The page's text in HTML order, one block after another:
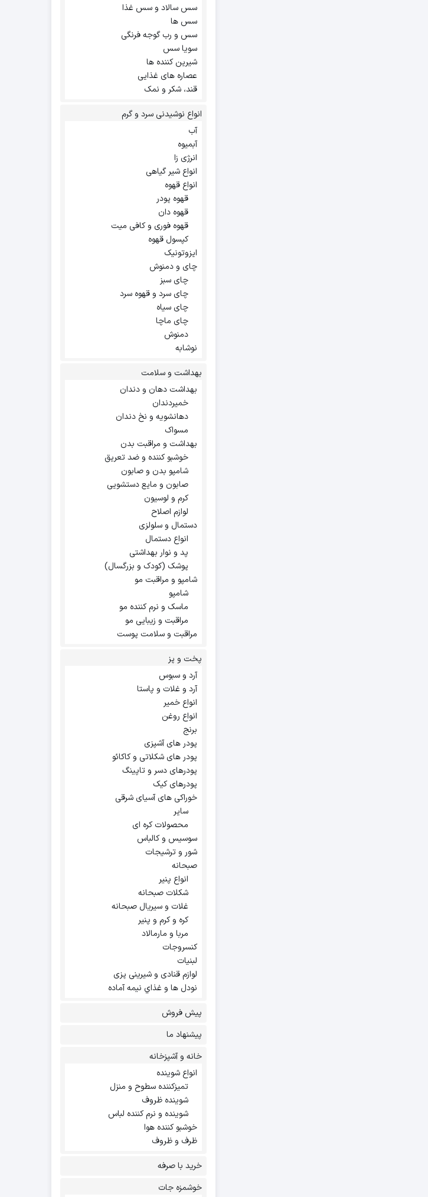
سس سالاد و سس غذا
سس ها
سس و رب گوجه فرنگی
سویا سس
شیرین کننده ها
عصاره های غذایی
قند، شکر و نمک
انواع نوشیدنی سرد و گرم
آب
آبمیوه
انرژی زا
انواع شیر گیاهی
انواع قهوه
قهوه پودر
قهوه دان
قهوه فوری و کافی میت
کپسول قهوه
ایزوتونیک
چای و دمنوش
چای سبز
چای سرد و قهوه سرد
چای سیاه
چای ماچا
دمنوش
نوشابه
بهداشت و سلامت
بهداشت دهان و دندان
خمیردندان
دهانشویه و نخ دندان
مسواک
بهداشت و مراقبت بدن
خوشبو کننده و ضد تعریق
شامپو بدن و صابون
صابون و مایع دستشویی
کرم و لوسیون
لوازم اصلاح
دستمال و سلولزی
انواع دستمال
پد و نوار بهداشتی
پوشک (کودک و بزرگسال)
شامپو و مراقبت مو
شامپو
ماسک و نرم کننده مو
مراقبت و زیبایی مو
مراقبت و سلامت پوست
پخت و پز
آرد و سبوس
آرد و غلات و پاستا
انواع خمیر
انواع روغن
برنج
پودر های آشپزی
پودر های شکلاتی و کاکائو
پودرهای دسر و تاپینگ
پودرهای کیک
خوراکی های آسیای شرقی
سایر
محصولات کره ای
سوسیس و کالباس
شور و ترشیجات
صبحانه
انواع پنیر
شکلات صبحانه
غلات و سیریال صبحانه
کره و کرم و پنیر
مربا و مارمالاد
کنسروجات
لبنیات
لوازم قنادی و شیرینی پزی
نودل ها و غذاي نيمه آماده
پیش فروش
پیشنهاد ما
خانه و آشپزخانه
انواع شوینده
تمیزکننده سطوح و منزل
شوینده ظروف
شوینده و نرم کننده لباس
خوشبو کننده هوا
ظرف و ظروف
خرید با صرفه
خوشمزه جات